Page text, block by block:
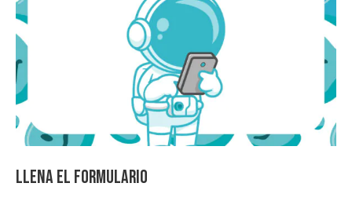
Llena el formulario